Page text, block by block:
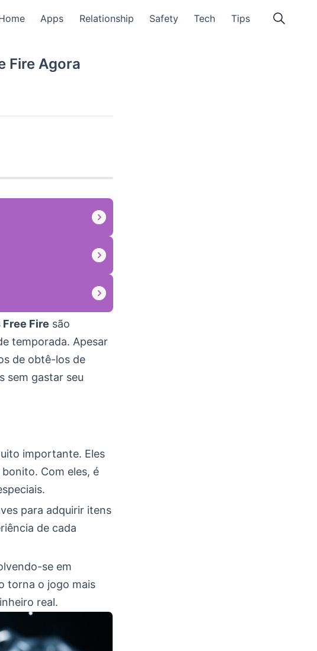
Apps Relationship Safety Tech Tips
Fire Agora
Fire são
temporada. Apesar
de obtê-los de
sem gastar seu
importante. Eles
Com eles, é
para adquirir itens
de cada
se em
torna o jogo mais
real.